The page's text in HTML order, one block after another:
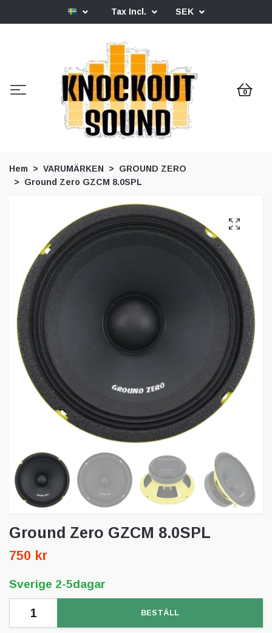
Tax Incl. SEK
0
Hem VARUMÄRKEN
GROUND ZERO
Ground Zero GZCM 8.0SPL
Ground Zero GZCM 8.0SPL
750 kr
Sverige 2-5dagar
BESTÄLL